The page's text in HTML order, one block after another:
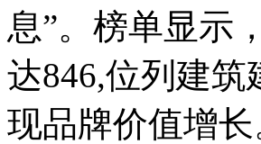
息”。榜单显示
达846,位列建
现品牌价值增